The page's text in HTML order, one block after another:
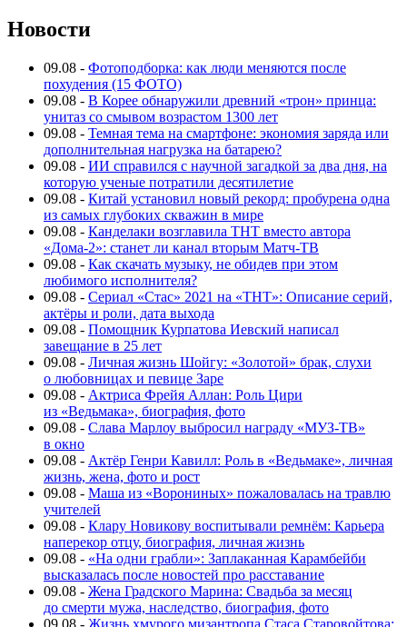
Новости
09.08 - Фотоподборка: как люди меняются после
похудения (15 ФОТО)
09.08 - В Корее обнаружили древний «трон» принца:
унитаз со смывом возрастом 1300 лет
09.08 - Темная тема на смартфоне: экономия заряда или
дополнительная нагрузка на батарею?
09.08 - ИИ справился с научной загадкой за два дня, на
которую ученые потратили десятилетие
09.08 - Китай установил новый рекорд: пробурена одна
из самых глубоких скважин в мире
09.08 - Канделаки возглавила ТНТ вместо автора
«Дома-2»: станет ли канал вторым Матч-ТВ
09.08 - Как скачать музыку, не обидев при этом
любимого исполнителя?
09.08 - Сериал «Стас» 2021 на «ТНТ»: Описание серий,
актёры и роли, дата выхода
09.08 - Помощник Курпатова Иевский написал
завещание в 25 лет
09.08 - Личная жизнь Шойгу: «Золотой» брак, слухи
о любовницах и певице Заре
09.08 - Актриса Фрейя Аллан: Роль Цири
из «Ведьмака», биография, фото
09.08 - Слава Марлоу выбросил награду «МУЗ-ТВ»
в окно
09.08 - Актёр Генри Кавилл: Роль в «Ведьмаке», личная
жизнь, жена, фото и рост
09.08 - Маша из «Ворониных» пожаловалась на травлю
учителей
09.08 - Клару Новикову воспитывали ремнём: Карьера
наперекор отцу, биография, личная жизнь
09.08 - «На одни грабли»: Заплаканная Карамбейби
высказалась после новостей про расставание
09.08 - Жена Градского Марина: Свадьба за месяц
до смерти мужа, наследство, биография, фото
09.08 - Жизнь хмурого мизантропа Стаса Старовойтова: